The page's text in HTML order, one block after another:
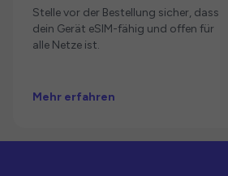
Stelle vor der Bestellung sicher, dass
dein Gerät eSIM-fähig und offen für
alle Netze ist.
Mehr erfahren